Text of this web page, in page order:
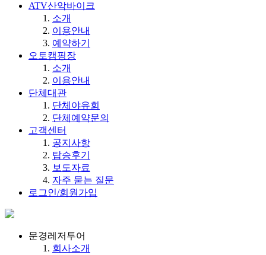
ATV산악바이크
소개
이용안내
예약하기
오토캠핑장
소개
이용안내
단체대관
단체야유회
단체예약문의
고객센터
공지사항
탑승후기
보도자료
자주 묻는 질문
로그인/회원가입
문경레저투어
회사소개